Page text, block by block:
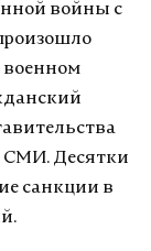
войны с
военном
СМИ. Десятки
санкции в